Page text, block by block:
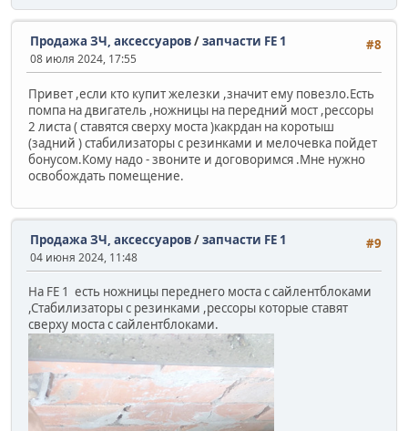
#8
Продажа ЗЧ, аксессуаров/запчасти FE 1
08 июля 2024, 17:55
Привет ,если кто купит железки ,значит ему повезло.Есть
помпа на двигатель ,ножницы на передний мост ,рессоры
2 листа ( ставятся сверху моста )какрдан на коротыш
(задний ) стабилизаторы с резинками и мелочевка пойдет
бонусом.Кому надо - звоните и договоримся .Мне нужно
освобождать помещение.
#9
Продажа ЗЧ, аксессуаров/запчасти FE 1
04 июня 2024, 11:48
На FE 1 есть ножницы переднего моста с сайлентблоками
,Стабилизаторы с резинками ,рессоры которые ставят
сверху моста с сайлентблоками.